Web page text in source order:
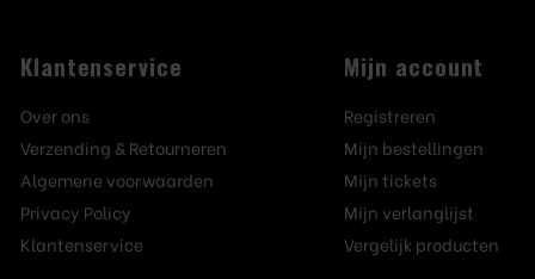
Klantenservice
Over ons
Verzending & Retourneren
Algemene voorwaarden
Privacy Policy
Klantenservice
Mijn account
Registreren
Mijn bestellingen
Mijn tickets
Mijn verlanglijst
Vergelijk producten